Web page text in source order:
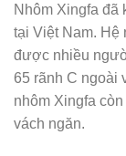
Nhôm Xingfa đã
tại Việt Nam. Hệ
được nhiều
65 rãnh C ngoài
nhôm Xingfa
vách ngăn.